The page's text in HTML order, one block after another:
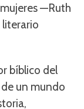
—Ruth
bíblico del
un mundo